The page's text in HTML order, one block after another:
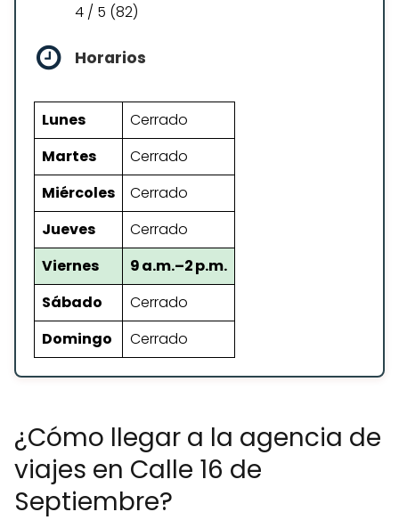
4 / 5 (82)
Horarios
Lunes
Cerrado
Martes
Cerrado
Miércoles
Cerrado
Jueves
Cerrado
Viernes
9 a.m.–2 p.m.
Sábado
Cerrado
Domingo
Cerrado
¿Cómo llegar a la agencia de
viajes en Calle 16 de
Septiembre?